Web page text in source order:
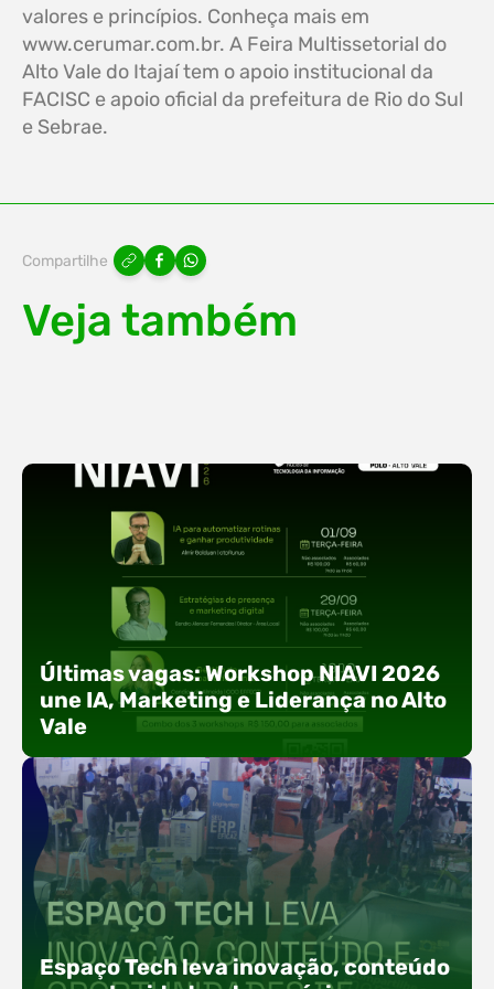
valores e princípios. Conheça mais em
www.cerumar.com.br. A Feira Multissetorial do
Alto Vale do Itajaí tem o apoio institucional da
FACISC e apoio oficial da prefeitura de Rio do Sul
e Sebrae.
Compartilhe
Veja também
Últimas vagas: Workshop NIAVI 2026
une IA, Marketing e Liderança no Alto
Vale
Com o objetivo de impulsionar a produtividade, a
presença digital e a gestão nas empresas do
Alto Vale, o Núcleo de Tecnologia da Informação
Espaço Tech leva inovação, conteúdo